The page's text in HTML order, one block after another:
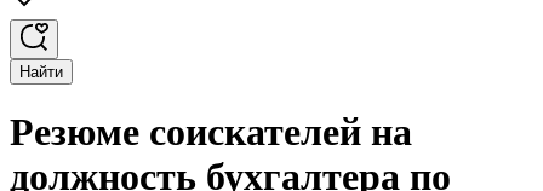
Найти
Резюме соискателей на
должность бухгалтера по